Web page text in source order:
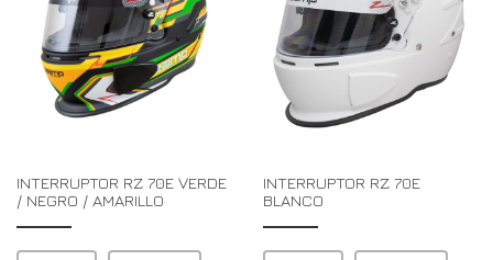
INTERRUPTOR RZ 70E VERDE
/ NEGRO / AMARILLO
INTERRUPTOR RZ 70E
BLANCO